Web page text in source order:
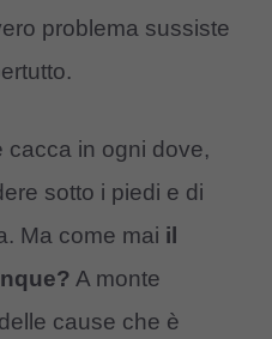
problema sussiste
cacca in ogni dove,
sotto i piedi e di
Ma come mai il
A monte
cause che è